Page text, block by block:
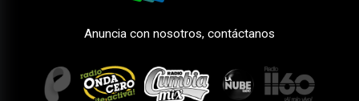
Anuncia con nosotros, contáctanos